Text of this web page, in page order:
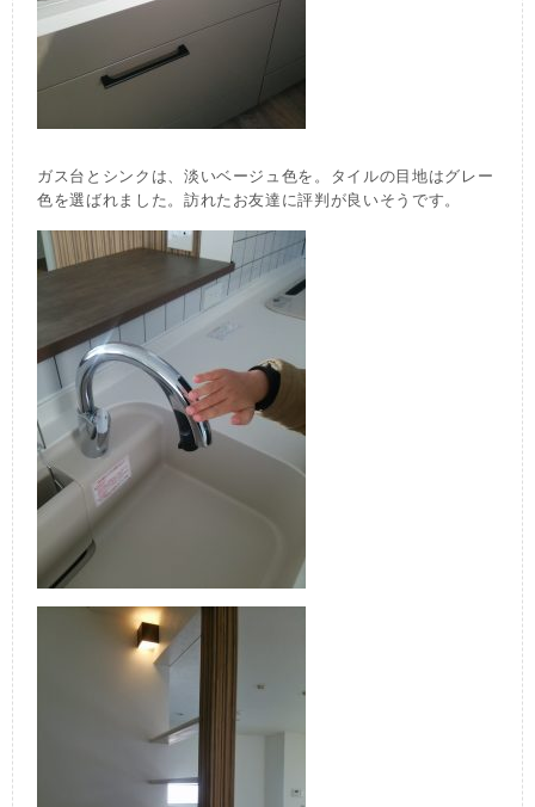
ガス台とシンクは、淡いベージュ色を。タイルの目地はグレー
色を選ばれました。訪れたお友達に評判が良いそうです。